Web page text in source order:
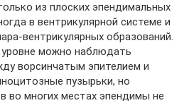
из плоских эпендимальных
в вентрикулярной системе и
вентрикулярных образований.
можно наблюдать
ворсинчатым эпителием и
пузырьки, но
во многих местах эпендимы не